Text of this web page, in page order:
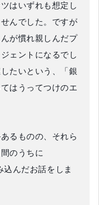
はいずれも想定し
んでした。ですが
が慣れ親しんだプ
ェントになるでし
たいという、「銀
はうってつけのエ
るものの、それら
のうちに
んだお話をしま